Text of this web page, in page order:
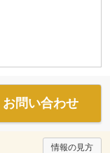
お問い合わせ
情報の見方